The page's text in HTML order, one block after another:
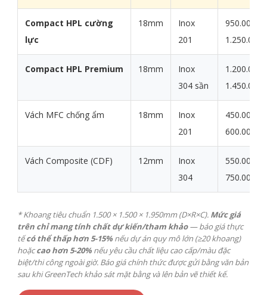
Compact HPL cường
lực
18mm
Inox
201
950.000 -
1.250.000
Compact HPL Premium 18mm
Inox
304 sần
1.200.000 -
1.450.000
Vách MFC chống ẩm 18mm
Inox
201
450.000 -
600.000 đ
Vách Composite (CDF) 12mm
Inox
304
550.000 -
750.000 đ
* Khoang tiêu chuẩn 1.500 × 1.500 × 1.950mm (D×R×C). Mức giá
trên chỉ mang tính chất dự kiến/tham khảo— báo giá thực
tếcó thể thấp hơn 5-15% nếu dự án quy mô lớn (≥20 khoang)
hoặccao hơn 5-20% nếu yêu cầu chất liệu cao cấp/màu đặc
biệt/thi công ngoài giờ. Báo giá chính thức được gửi bằng văn bản
sau khi GreenTech khảo sát mặt bằng và lên bản vẽ thiết kế.